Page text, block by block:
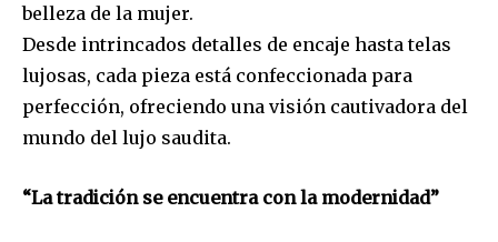
belleza de la mujer.
Desde intrincados detalles de encaje hasta telas
lujosas, cada pieza está confeccionada para
perfección, ofreciendo una visión cautivadora del
mundo del lujo saudita.
“La tradición se encuentra con la modernidad”